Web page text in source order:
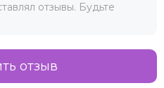
отзывы. Будьте
отзыв